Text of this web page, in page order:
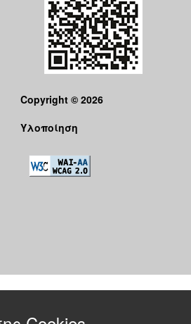
Copyright © 2026
Υλοποίηση